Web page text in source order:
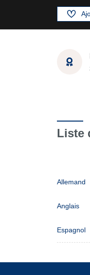
Liste
Allemand
Anglais
Espagnol